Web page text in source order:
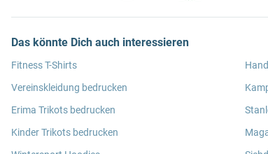
Das könnte Dich auch interessieren
Fitness T-Shirts
Vereinskleidung bedrucken
Erima Trikots bedrucken
Kinder Trikots bedrucken